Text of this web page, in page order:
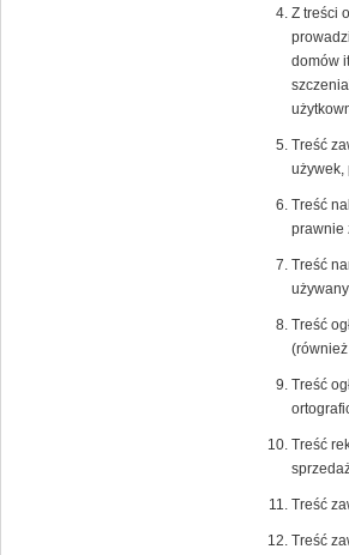
Z treści
domów
Treść
używek,
Treść
prawnie
Treść
Treść
Treść
Treść
Treść
Treść